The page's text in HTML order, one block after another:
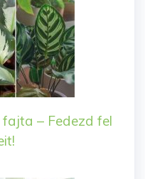
– Fedezd fel